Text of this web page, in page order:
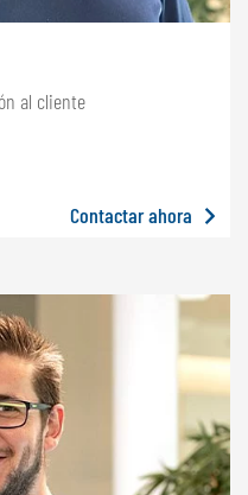
al cliente
Contactar ahora